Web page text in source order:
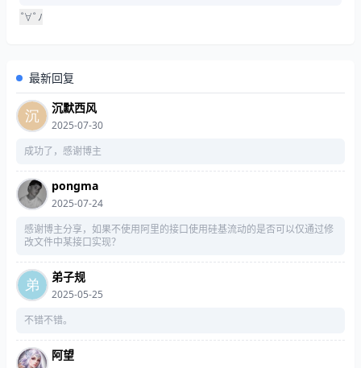
°∀
ﾉ
最新回复
沉默西风
2025-07-30
成功了，感谢博主
pongma
2025-07-24
感谢博主分享，如果不使用阿里的接口使用硅基流动的是否可以仅通过修
改文件中某接口实现？
弟子规
2025-05-25
不错不错。
阿望